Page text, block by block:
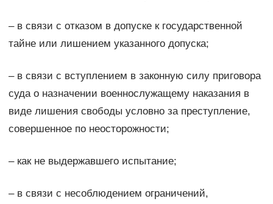
– в связи с отказом в допуске к государственной
тайне или лишением указанного допуска;
– в связи с вступлением в законную силу приговора
суда о назначении военнослужащему наказания в
виде лишения свободы условно за преступление,
совершенное по неосторожности;
– как не выдержавшего испытание;
– в связи с несоблюдением ограничений,